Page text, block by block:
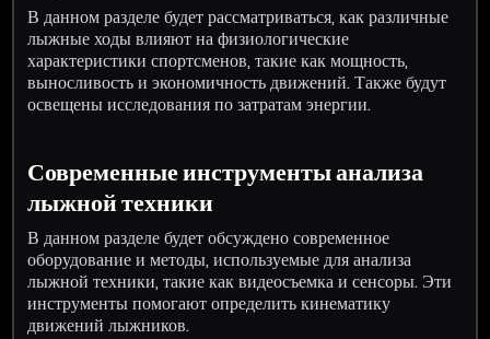
В данном разделе будет рассматриваться, как различные
лыжные ходы влияют на физиологические
характеристики спортсменов, такие как мощность,
выносливость и экономичность движений. Также будут
освещены исследования по затратам энергии.
Современные инструменты анализа
лыжной техники
В данном разделе будет обсуждено современное
оборудование и методы, используемые для анализа
лыжной техники, такие как видеосъемка и сенсоры. Эти
инструменты помогают определить кинематику
движений лыжников.